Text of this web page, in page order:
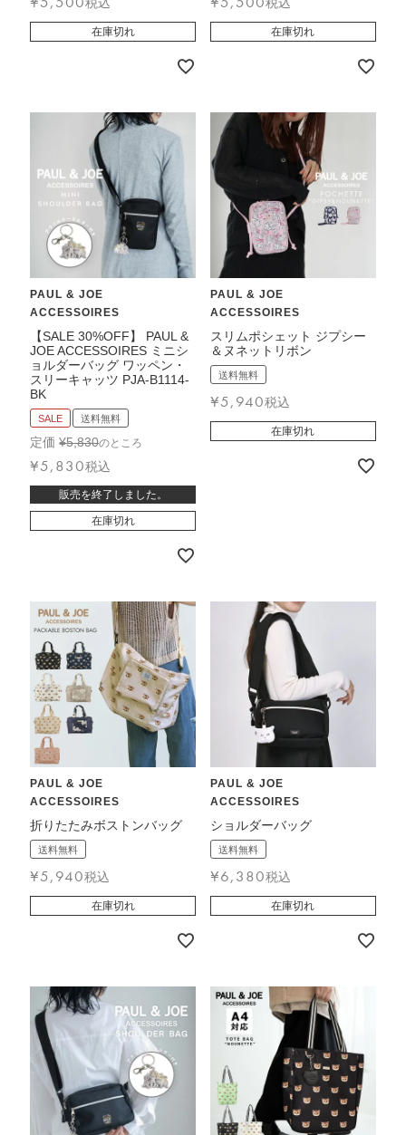
税込
在庫切れ
税込
在庫切れ
PAUL & JOE
ACCESSOIRES
【SALE 30%OFF】 PAUL &
JOE ACCESSOIRES ミニシ
ョルダーバッグ ワッペン・
スリーキャッツ PJA-B1114-
BK
SALE 送料無料
定価 ¥5,830のところ
¥5,830税込
販売を終了しました。
在庫切れ
PAUL & JOE
ACCESSOIRES
スリムポシェット ジプシー
＆ヌネットリボン
送料無料
¥5,940税込
在庫切れ
PAUL & JOE
ACCESSOIRES
折りたたみボストンバッグ
送料無料
¥5,940税込
在庫切れ
PAUL & JOE
ACCESSOIRES
ショルダーバッグ
送料無料
¥6,380税込
在庫切れ